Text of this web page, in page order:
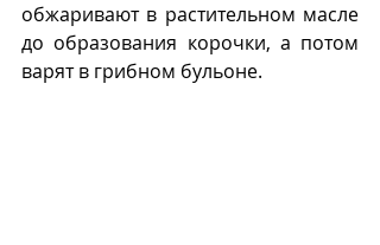
обжаривают в растительном масле
до образования корочки, а потом
варят в грибном бульоне.